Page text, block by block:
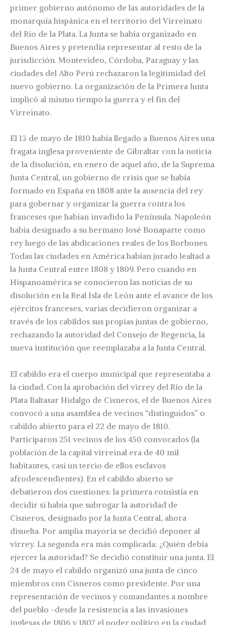
primer gobierno autónomo de las autoridades de la
monarquía hispánica en el territorio del Virreinato
del Río de la Plata. La Junta se había organizado en
Buenos Aires y pretendía representar al resto de la
jurisdicción. Montevideo, Córdoba, Paraguay y las
ciudades del Alto Perú rechazaron la legitimidad del
nuevo gobierno. La organización de la Primera Junta
implicó al mismo tiempo la guerra y el fin del
Virreinato.
El 13 de mayo de 1810 había llegado a Buenos Aires una
fragata inglesa proveniente de Gibraltar con la noticia
de la disolución, en enero de aquel año, de la Suprema
Junta Central, un gobierno de crisis que se había
formado en España en 1808 ante la ausencia del rey
para gobernar y organizar la guerra contra los
franceses que habían invadido la Península. Napoleón
había designado a su hermano José Bonaparte como
rey luego de las abdicaciones reales de los Borbones.
Todas las ciudades en América habían jurado lealtad a
la Junta Central entre 1808 y 1809. Pero cuando en
Hispanoamérica se conocieron las noticias de su
disolución en la Real Isla de León ante el avance de los
ejércitos franceses, varias decidieron organizar a
través de los cabildos sus propias juntas de gobierno,
rechazando la autoridad del Consejo de Regencia, la
nueva institución que reemplazaba a la Junta Central.
El cabildo era el cuerpo municipal que representaba a
la ciudad. Con la aprobación del virrey del Río de la
Plata Baltasar Hidalgo de Cisneros, el de Buenos Aires
convocó a una asamblea de vecinos “distinguidos” o
cabildo abierto para el 22 de mayo de 1810.
Participaron 251 vecinos de los 450 convocados (la
población de la capital virreinal era de 40 mil
habitantes, casi un tercio de ellos esclavos
afrodescendientes). En el cabildo abierto se
debatieron dos cuestiones: la primera consistía en
decidir si había que subrogar la autoridad de
Cisneros, designado por la Junta Central, ahora
disuelta. Por amplia mayoría se decidió deponer al
virrey. La segunda era más complicada: ¿Quién debía
ejercer la autoridad? Se decidió constituir una junta. El
24 de mayo el cabildo organizó una junta de cinco
miembros con Cisneros como presidente. Por una
representación de vecinos y comandantes a nombre
del pueblo -desde la resistencia a las invasiones
inglesas de 1806 y 1807 el poder político en la ciudad